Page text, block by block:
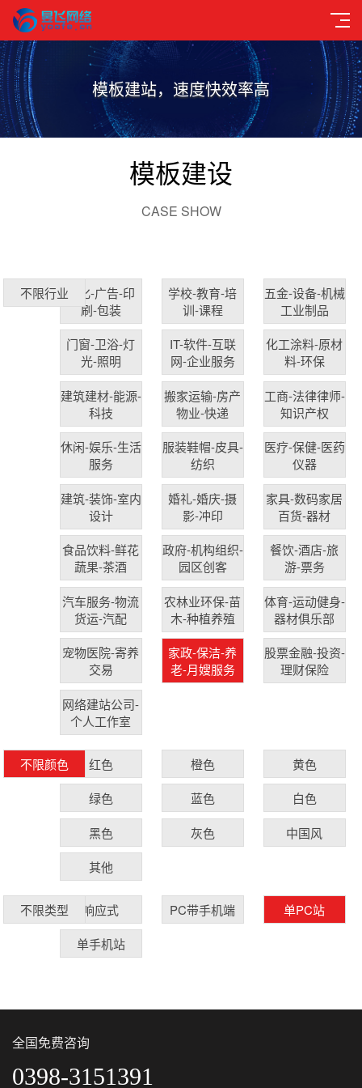
模板建站，速度快效率高
模板建设
CASE SHOW
不限行业文化-广告-印
刷-包装
学校-教育-培
训-课程
五金-设备-机械
工业制品
门窗-卫浴-灯
光-照明
IT-软件-互联
网-企业服务
化工涂料-原材
料-环保
建筑建材-能源-
科技
搬家运输-房产
物业-快递
工商-法律律师-
知识产权
休闲-娱乐-生活
服务
服装鞋帽-皮具-
纺织
医疗-保健-医药
仪器
建筑-装饰-室内
设计
婚礼-婚庆-摄
影-冲印
家具-数码家居
百货-器材
食品饮料-鲜花
蔬果-茶酒
政府-机构组织-
园区创客
餐饮-酒店-旅
游-票务
汽车服务-物流
货运-汽配
农林业环保-苗
木-种植养殖
体育-运动健身-
器材俱乐部
宠物医院-寄养
交易
家政-保洁-养
老-月嫂服务
股票金融-投资-
理财保险
网络建站公司-
个人工作室
不限颜色 红色 橙色 黄色
绿色 蓝色 白色
黑色 灰色 中国风
其他
不限类型 响应式 PC带手机端 单PC站
单手机站
全国免费咨询
0398-3151391